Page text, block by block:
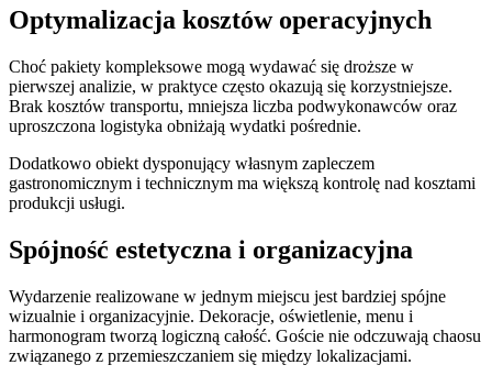
Optymalizacja kosztów operacyjnych
Choć pakiety kompleksowe mogą wydawać się droższe w
pierwszej analizie, w praktyce często okazują się korzystniejsze.
Brak kosztów transportu, mniejsza liczba podwykonawców oraz
uproszczona logistyka obniżają wydatki pośrednie.
Dodatkowo obiekt dysponujący własnym zapleczem
gastronomicznym i technicznym ma większą kontrolę nad kosztami
produkcji usługi.
Spójność estetyczna i organizacyjna
Wydarzenie realizowane w jednym miejscu jest bardziej spójne
wizualnie i organizacyjnie. Dekoracje, oświetlenie, menu i
harmonogram tworzą logiczną całość. Goście nie odczuwają chaosu
związanego z przemieszczaniem się między lokalizacjami.